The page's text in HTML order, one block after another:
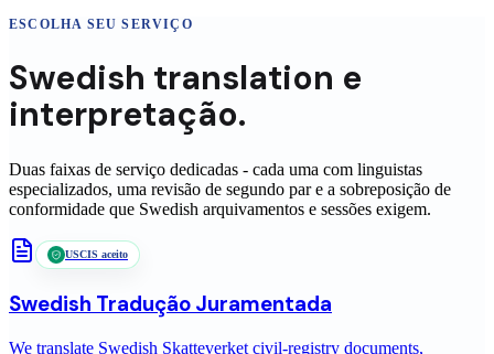
ESCOLHA SEU SERVIÇO
Swedish translation e
interpretação.
Duas faixas de serviço dedicadas - cada uma com linguistas
especializados, uma revisão de segundo par e a sobreposição de
conformidade que Swedish arquivamentos e sessões exigem.
USCIS aceito
Swedish Tradução Juramentada
We translate Swedish Skatteverket civil-registry documents,